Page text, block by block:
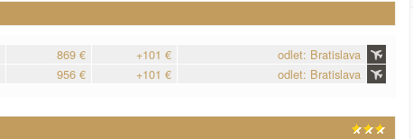
869 € +101 €
odlet: Bratislava
956 € +101 € odlet: Bratislava